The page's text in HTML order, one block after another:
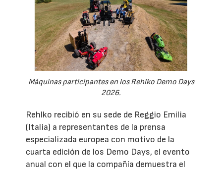
Máquinas participantes en los Rehlko Demo Days
2026.
Rehlko recibió en su sede de Reggio Emilia
(Italia) a representantes de la prensa
especializada europea con motivo de la
cuarta edición de los Demo Days, el evento
anual con el que la compañía demuestra el